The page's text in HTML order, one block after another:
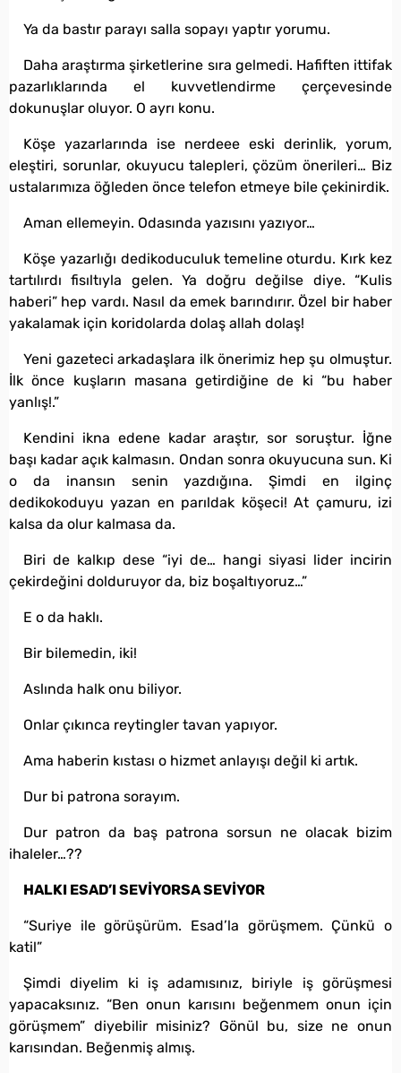
Ya da bastır parayı salla sopayı yaptır yorumu.
Daha araştırma şirketlerine sıra gelmedi. Hafiften ittifak
pazarlıklarında el kuvvetlendirme çerçevesinde
dokunuşlar oluyor. O ayrı konu.
Köşe yazarlarında ise nerdeee eski derinlik, yorum,
eleştiri, sorunlar, okuyucu talepleri, çözüm önerileri… Biz
ustalarımıza öğleden önce telefon etmeye bile çekinirdik.
Aman ellemeyin. Odasında yazısını yazıyor…
Köşe yazarlığı dedikoduculuk temeline oturdu. Kırk kez
tartılırdı fisıltıyla gelen. Ya doğru değilse diye. “Kulis
haberi” hep vardı. Nasıl da emek barındırır. Özel bir haber
yakalamak için koridolarda dolaş allah dolaş!
Yeni gazeteci arkadaşlara ilk önerimiz hep şu olmuştur.
İlk önce kuşların masana getirdiğine de ki “bu haber
yanlış!.”
Kendini ikna edene kadar araştır, sor soruştur. İğne
başı kadar açık kalmasın. Ondan sonra okuyucuna sun. Ki
o da inansın senin yazdığına. Şimdi en ilginç
dedikokoduyu yazan en parıldak köşeci! At çamuru, izi
kalsa da olur kalmasa da.
Biri de kalkıp dese “iyi de… hangi siyasi lider incirin
çekirdeğini dolduruyor da, biz boşaltıyoruz…”
E o da haklı.
Bir bilemedin, iki!
Aslında halk onu biliyor.
Onlar çıkınca reytingler tavan yapıyor.
Ama haberin kıstası o hizmet anlayışı değil ki artık.
Dur bi patrona sorayım.
Dur patron da baş patrona sorsun ne olacak bizim
ihaleler…??
HALKI ESAD’I SEVİYORSA SEVİYOR
“Suriye ile görüşürüm. Esad’la görüşmem. Çünkü o
katil”
Şimdi diyelim ki iş adamısınız, biriyle iş görüşmesi
yapacaksınız. “Ben onun karısını beğenmem onun için
görüşmem” diyebilir misiniz? Gönül bu, size ne onun
karısından. Beğenmiş almış.